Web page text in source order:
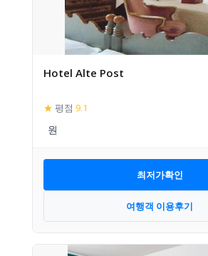
Hotel Alte Post
★ 평점 9.1
최저가확인
여행객 이용후기